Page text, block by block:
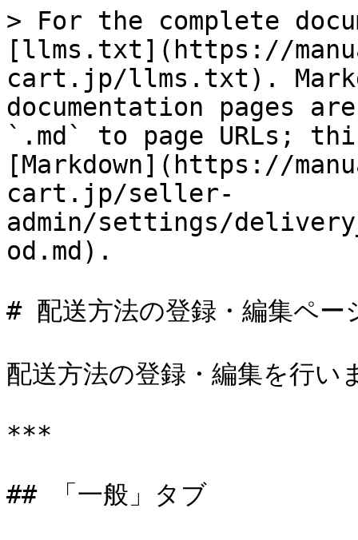
> For the complete
[llms.txt](https://
cart.jp/llms.txt).
documentation pages
`.md` to page URLs;
[Markdown](https://
cart.jp/seller-
admin/settings/
od.md).
# 配送方法の登録・編集ペー
配送方法の登録・編集を行い
***
## 「一般」タブ